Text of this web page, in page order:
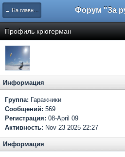
← На главную
Профиль крюгерман
Информация
Группа: Гаражники
Сообщений: 569
Регистрация: 08-April 09
Активность: Nov 23 2025 22:27
Информация